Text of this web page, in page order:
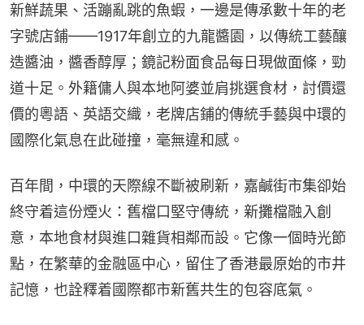
新鮮蔬果、活蹦亂跳的魚蝦，一邊是傳承數十年的老
字號店鋪——1917年創立的九龍醬園，以傳統工藝釀
造醬油，醬香醇厚；鏡記粉面食品每日現做面條，勁
道十足。外籍傭人與本地阿婆並肩挑選食材，討價還
價的粵語、英語交織，老牌店鋪的傳統手藝與中環的
國際化氣息在此碰撞，毫無違和感。
百年間，中環的天際線不斷被刷新，嘉鹹街市集卻始
終守着這份煙火：舊檔口堅守傳統，新攤檔融入創
意，本地食材與進口雜貨相鄰而設。它像一個時光節
點，在繁華的金融區中心，留住了香港最原始的市井
記憶，也詮釋着國際都市新舊共生的包容底氣。